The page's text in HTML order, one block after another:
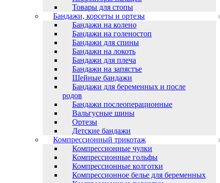
Товары для стопы
Бандажи, корсеты и ортезы
Бандажи на колено
Бандажи на голеностоп
Бандажи для спины
Бандажи на локоть
Бандажи для плеча
Бандажи на запястъе
Шейные бандажи
Бандажи для беременных и после
родов
Бандажи послеоперационные
Вальгусные шины
Ортезы
Детские бандажи
Компрессионный трикотаж
Компрессионные чулки
Компрессионные гольфы
Компрессионные колготки
Компрессионное белье для беременных